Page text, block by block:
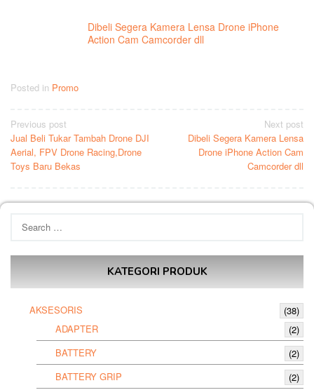
Dibeli Segera Kamera Lensa Drone iPhone
Action Cam Camcorder dll
Posted in Promo
Post
navigation
Previous post
Jual Beli Tukar Tambah Drone DJI
Aerial, FPV Drone Racing,Drone
Toys Baru Bekas
Next post
Dibeli Segera Kamera Lensa
Drone iPhone Action Cam
Camcorder dll
for:
KATEGORI PRODUK
AKSESORIS
(38)
ADAPTER
(2)
BATTERY
(2)
BATTERY GRIP
(2)